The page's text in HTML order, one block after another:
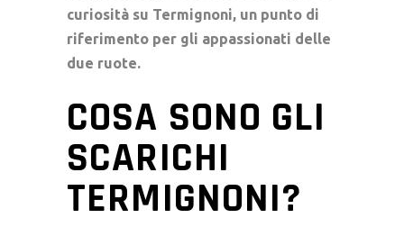
curiosità su Termignoni, un punto di
riferimento per gli appassionati delle
due ruote.
COSA SONO GLI
SCARICHI
TERMIGNONI?